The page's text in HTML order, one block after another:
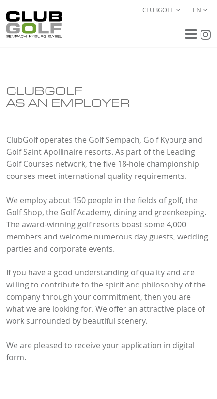
CLUBGOLF EN
CLUBGOLF
AS AN EMPLOYER
ClubGolf operates the Golf Sempach, Golf Kyburg and
Golf Saint Apollinaire resorts. As part of the Leading
Golf Courses network, the five 18-hole championship
courses meet international quality requirements.
We employ about 150 people in the fields of golf, the
Golf Shop, the Golf Academy, dining and greenkeeping.
The award-winning golf resorts boast some 4,000
members and welcome numerous day guests, wedding
parties and corporate events.
If you have a good understanding of quality and are
willing to contribute to the spirit and philosophy of the
company through your commitment, then you are
what we are looking for. We offer an attractive place of
work surrounded by beautiful scenery.
We are pleased to receive your application in digital
form.